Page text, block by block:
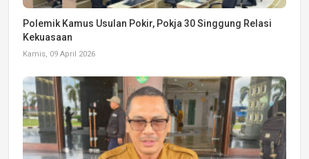
Polemik Kamus Usulan Pokir, Pokja 30 Singgung Relasi
Kekuasaan
Kamis, 09 April 2026